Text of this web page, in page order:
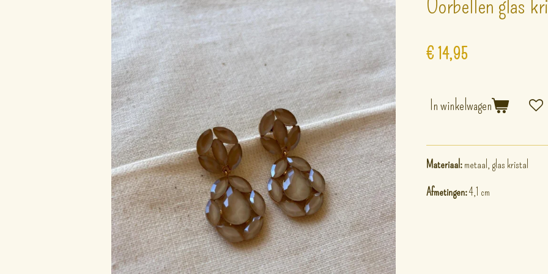
Oorbellen glas
€ 14,95
In winkelwagen
Materiaal:metaal, glas kristal
Afmetingen:4,1 cm